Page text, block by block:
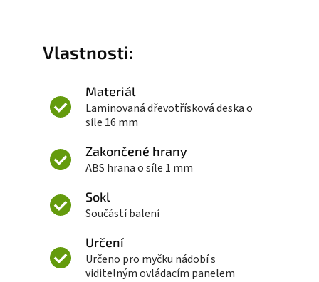
Vlastnosti:
Materiál
Laminovaná dřevotřísková deska o
síle 16 mm
Zakončené hrany
ABS hrana o síle 1 mm
Sokl
Součástí balení
Určení
Určeno pro myčku nádobí s
viditelným ovládacím panelem